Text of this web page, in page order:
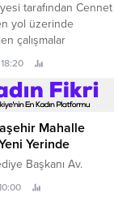
tarafından Cennet
yol üzerinde
çalışmalar
Mahalle
Yerinde
Başkanı Av.